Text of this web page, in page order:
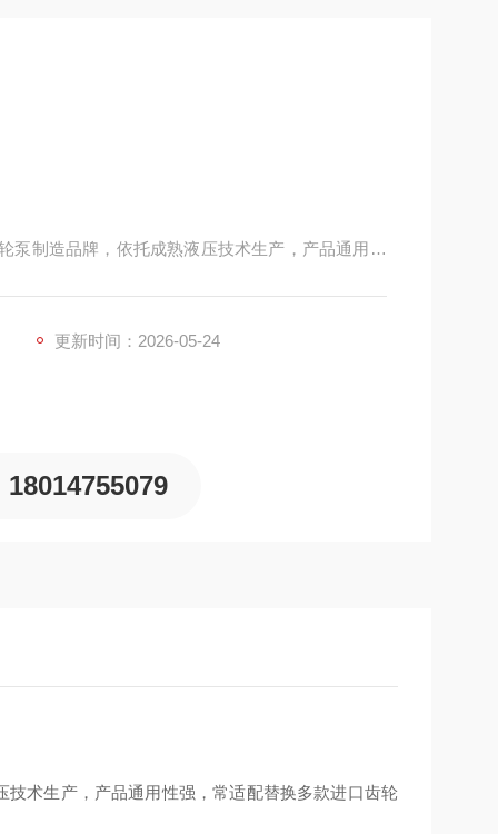
泵制造品牌，依托成熟液压技术生产，产品通用性
更新时间：2026-05-24
18014755079
术生产，产品通用性强，常适配替换多款进口齿轮